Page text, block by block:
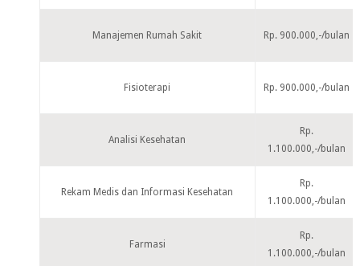
Manajemen Rumah Sakit Rp. 900.000,-/bulan
Fisioterapi Rp. 900.000,-/bulan
Analisi Kesehatan
Rp.
1.100.000,-/bulan
Rekam Medis dan Informasi Kesehatan
Rp.
1.100.000,-/bulan
Farmasi
Rp.
1.100.000,-/bulan